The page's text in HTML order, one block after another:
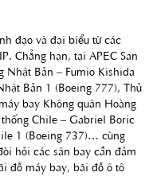
đạo và đại biểu từ các
Chẳng hạn, tại APEC San
Nhật Bản – Fumio Kishida
Bản 1 (Boeing 777), Thủ
bay Không quân Hoàng
Chile – Gabriel Boric
1 (Boeing 737)… cùng
hỏi các sân bay cần đảm
đỗ máy bay, bãi đỗ ô tô